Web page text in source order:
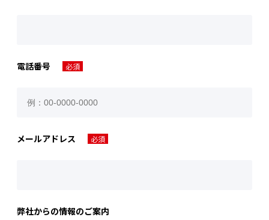
電話番号 必須
メールアドレス 必須
弊社からの情報のご案内